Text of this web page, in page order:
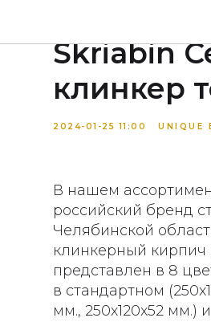
Кирпич
Skriabin
клинкер
2024-01-25 11:00 UNIQUE
В нашем
российский бренд
Челябинской
клинкерный кирпич
представлен в 8
в стандартном
мм., 250x120x52 мм.)